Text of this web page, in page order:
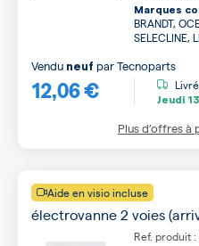
Marques
BRANDT,
SELECLINE,
12,06 €
Vendu neuf parTecnoparts
Jeudi
Plus d’offres à
Aide en visio incluse
électrovanne 2 voies
Ref. produit :